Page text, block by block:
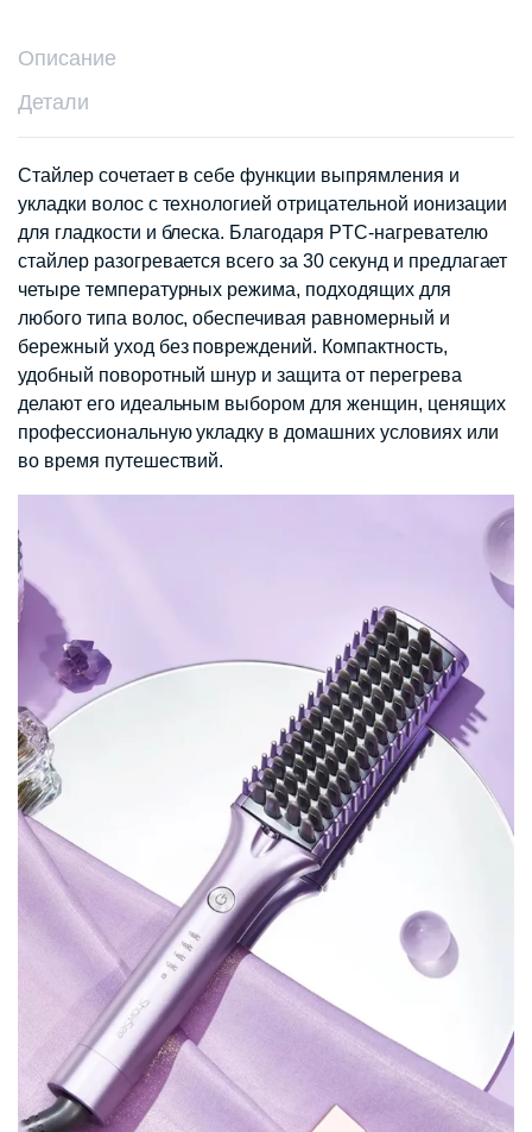
Описание
Детали
Стайлер сочетает в себе функции выпрямления и
укладки волос с технологией отрицательной ионизации
для гладкости и блеска. Благодаря PTC-нагревателю
стайлер разогревается всего за 30 секунд и предлагает
четыре температурных режима, подходящих для
любого типа волос, обеспечивая равномерный и
бережный уход без повреждений. Компактность,
удобный поворотный шнур и защита от перегрева
делают его идеальным выбором для женщин, ценящих
профессиональную укладку в домашних условиях или
во время путешествий.